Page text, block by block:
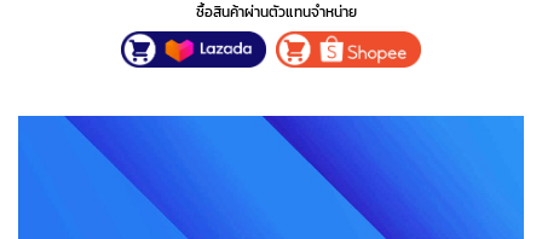
ซื้อสินค้าผ่านตัวแทนจำหน่าย